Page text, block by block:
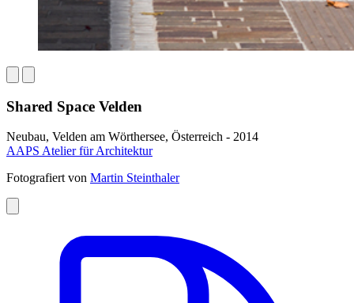
Shared Space Velden
Neubau, Velden am Wörthersee, Österreich - 2014
AAPS Atelier für Architektur
Fotografiert von Martin Steinthaler